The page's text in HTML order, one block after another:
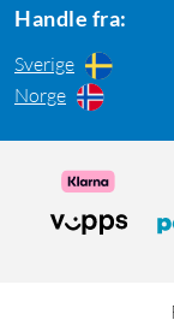
Handle fra:
Sverige
Norge